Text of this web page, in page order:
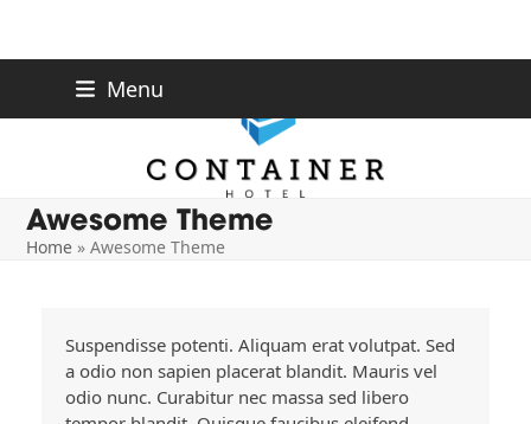
content
Menu
Awesome Theme
Home »Awesome Theme
Suspendisse potenti. Aliquam erat volutpat. Sed
a odio non sapien placerat blandit. Mauris vel
odio nunc. Curabitur nec massa sed libero